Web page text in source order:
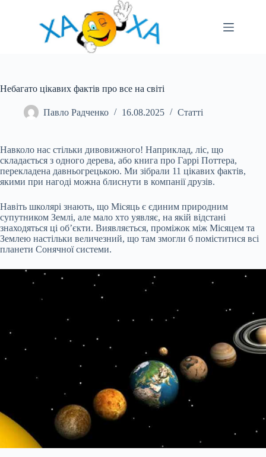
Небагато цікавих фактів про все на світі
Павло Радченко 16.08.2025 Статті
Навколо нас стільки дивовижного! Наприклад, ліс, що
складається з одного дерева, або книга про Гаррі Поттера,
перекладена давньогрецькою. Ми зібрали 11 цікавих фактів,
якими при нагоді можна блиснути в компанії друзів.
Навіть школярі знають, що Місяць є єдиним природним
супутником Землі, але мало хто уявляє, на якій відстані
знаходяться ці об’єкти. Виявляється, проміжок між Місяцем та
Землею настільки величезний, що там змогли б поміститися всі
планети Сонячної системи.